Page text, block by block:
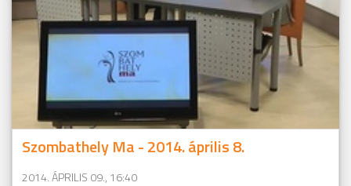
Szombathely Ma - 2014. április 8.
2014. ÁPRILIS 09., 16:40